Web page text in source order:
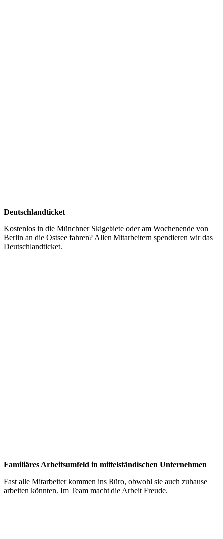
Deutschlandticket
Kostenlos in die Münchner Skigebiete oder am Wochenende von
Berlin an die Ostsee fahren? Allen Mitarbeitern spendieren wir das
Deutschlandticket.
Familiäres Arbeitsumfeld in mittelständischen Unternehmen
Fast alle Mitarbeiter kommen ins Büro, obwohl sie auch zuhause
arbeiten könnten. Im Team macht die Arbeit Freude.